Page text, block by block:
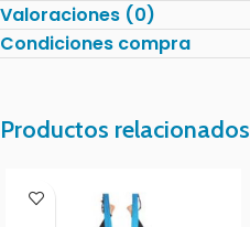
Valoraciones (0)
Condiciones compra
Productos relacionados